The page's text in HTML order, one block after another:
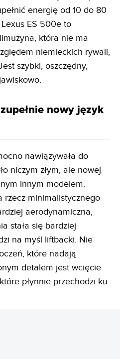
energię od 10 do 80
ES 500e to
która nie ma
niemieckich rywali,
szybki, oszczędny,
nowy język
nawiązywała do
niczym złym, ale nowej
innym modelem.
rzecz minimalistycznego
aerodynamiczna,
stała się bardziej
na myśl liftbacki. Nie
które nadają
detalem jest wcięcie
płynnie przechodzi ku